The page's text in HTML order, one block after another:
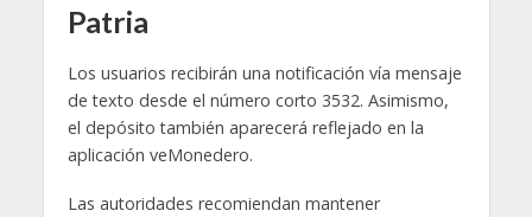
Patria
Los usuarios recibirán una notificación vía mensaje
de texto desde el número corto 3532. Asimismo,
el depósito también aparecerá reflejado en la
aplicación veMonedero.
Las autoridades recomiendan mantener